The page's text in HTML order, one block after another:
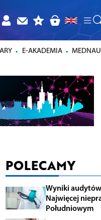
E-AKADEMIA
POLECAMY
Wyniki audytów
Najwięcej
Południowym